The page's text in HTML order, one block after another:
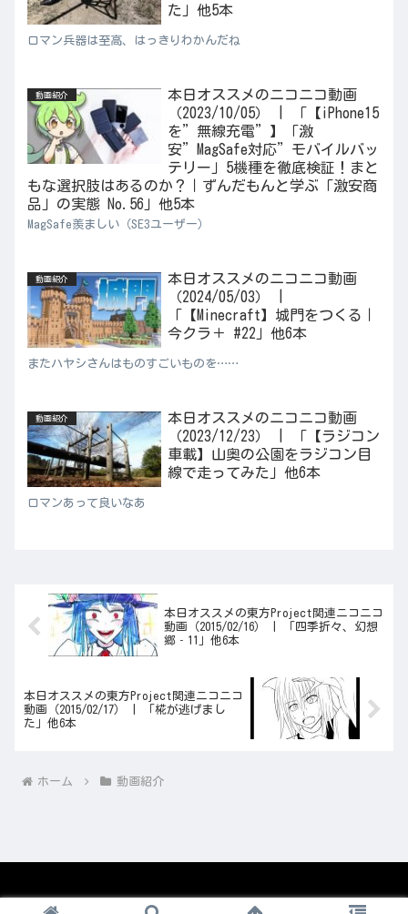
た」他5本
ロマン兵器は至高、はっきりわかんだね
動画紹介
本日オススメのニコニコ動画
（2023/10/05） | 「【iPhone15
を”無線充電”】「激
安”MagSafe対応”モバイルバッ
テリー」5機種を徹底検証！まと
もな選択肢はあるのか？｜ずんだもんと学ぶ「激安商
品」の実態 No.56」他5本
MagSafe羨ましい（SE3ユーザー）
動画紹介
本日オススメのニコニコ動画
（2024/05/03） |
「【Minecraft】城門をつくる｜
今クラ＋ #22」他6本
またハヤシさんはものすごいものを……
動画紹介
本日オススメのニコニコ動画
（2023/12/23） | 「【ラジコン
車載】山奥の公園をラジコン目
線で走ってみた」他6本
ロマンあって良いなあ
本日オススメの東方Project関連ニコニコ
動画（2015/02/16） | 「四季折々、幻想
郷‐11」他6本
本日オススメの東方Project関連ニコニコ
動画（2015/02/17） | 「椛が逃げまし
た」他6本
ホーム 動画紹介